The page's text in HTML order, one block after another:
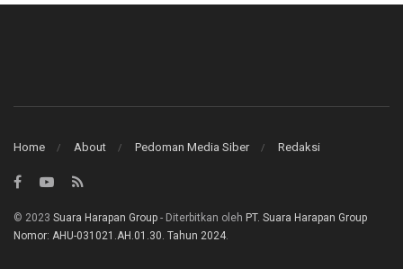
Home About Pedoman Media Siber Redaksi
© 2023 Suara Harapan Group - Diterbitkan oleh PT. Suara Harapan Group
Nomor: AHU-031021.AH.01.30. Tahun 2024